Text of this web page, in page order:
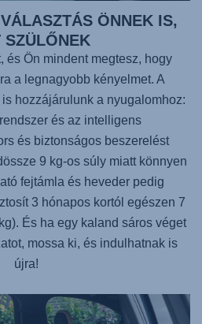
ÖNNEK IS,
SZÜLŐNEK
és Ön mindent megtesz, hogy
a legnagyobb kényelmet. A
hozzájárulunk a nyugalomhoz:
és az intelligens
és biztonságos beszerelést
9 kg-os súly miatt könnyen
fejtámla és heveder pedig
3 hónapos kortól egészen 7
És ha egy kaland sáros véget
mossa ki, és indulhatnak is
újra!